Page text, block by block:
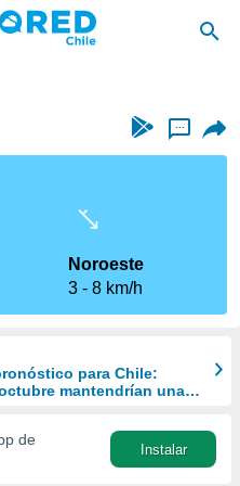
...
Noroeste
3
8 km/h
para Chile:
mantendrían una
de
Instalar